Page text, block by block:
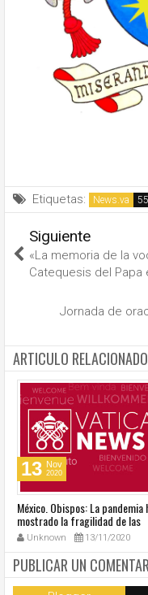
Etiquetas: News.va
Siguiente
«La memoria de la
Catequesis del Papa
Jornada de
ARTICULO RELACIONADO
13 Nov
2020
México. Obispos: La pandemia
mostrado la fragilidad de las
estructuras del país
Unknown 13/11/2020
PUBLICAR UN